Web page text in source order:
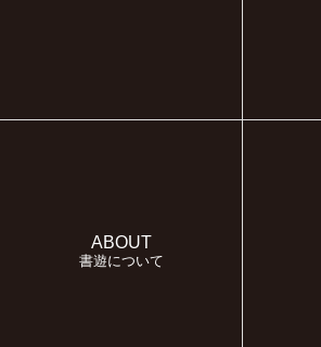
ABOUT
書遊について